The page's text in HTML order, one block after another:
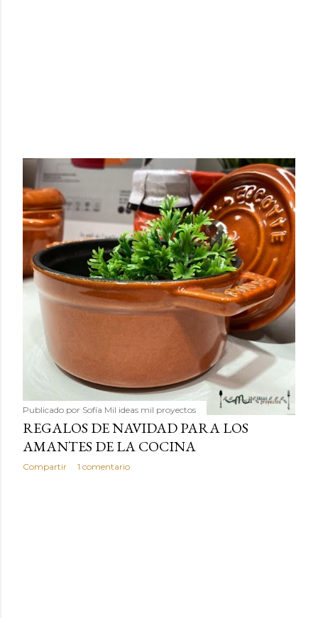
Publicado por Sofía Mil ideas mil proyectos
REGALOS DE NAVIDAD PARA LOS
AMANTES DE LA COCINA
Compartir 1 comentario